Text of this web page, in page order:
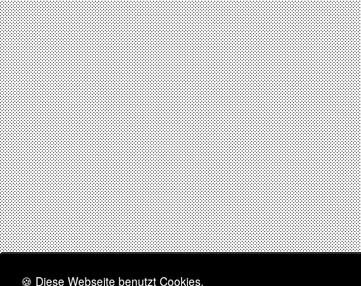
🍪 Diese Webseite benutzt Cookies.